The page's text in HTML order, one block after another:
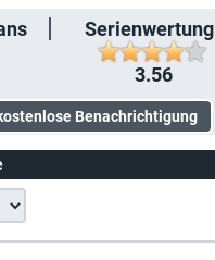
Serienwertung
3.56